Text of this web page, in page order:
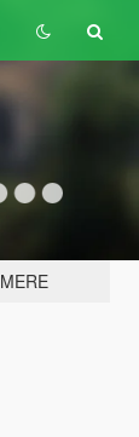
MERE